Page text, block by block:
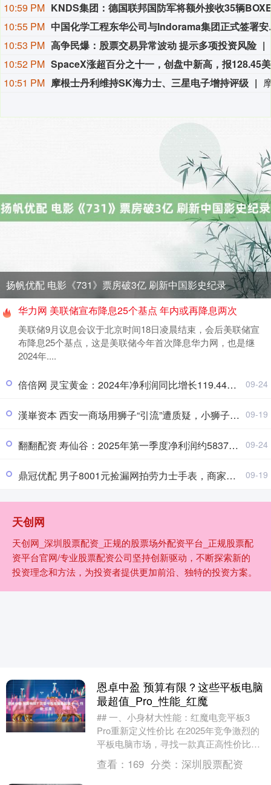
10:59 PM
10:55 PM
中国化学
10:53 PM 高争民爆：股票交易异常波动 提示多项投资风险
10:52 PM
10:51 PM 摩根士丹利维持SK海力士、三星电子增持评级
扬帆优配 电影《731》票房破3亿 刷新中国影史纪录
华力网 美联储宣布降息25个基点 年内或再降息两次
美联储9月议息会议于北京时间18日凌晨结束，会后美联储宣
布降息25个基点，这是美联储今年首次降息华力网，也是继
2024年....
倍倍网 灵宝黄金：2024年净利润同比增长119.44% 拟每股派息0.08元 09-24
漢崋资本 西安一商场用狮子“引流”遭质疑，小狮子、小马和羊驼已撤走 09-19
翻翻配资 寿仙谷：2025年第一季度净利润约5837万元，同比下降24.32% 09-24
鼎冠优配 男子8001元捡漏网拍劳力士手表，商家认为亏本拒绝发货，诉至法院获赔7万元 09-19
天创网
天创网_深圳股票配资_正规的股票场外配资平台_正规股票配
资平台官网/专业股票配资公司坚持创新驱动，不断探索新的
投资理念和方法，为投资者提供更加前沿、独特的投资方案。
恩卓中盈 预算有限？这些平板电脑
最超值_Pro_性能_红魔
## 一、小身材大性能：红魔电竞平板3
Pro重新定义性价比 在2025年竞争激烈的
平板电脑市场，寻找一款真正高性价比的
设备并不容易。当大多数厂商还在追求大
屏尺....
查看： 169 分类： 深圳股票配资